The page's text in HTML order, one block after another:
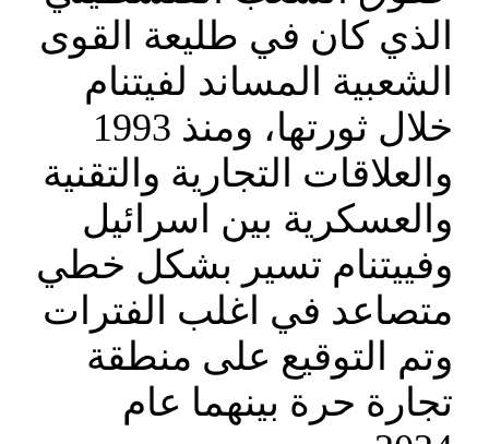
الذي كان في طليعة القوى
الشعبية المساند لفيتنام
خلال ثورتها، ومنذ 1993
والعلاقات التجارية والتقنية
والعسكرية بين اسرائيل
وفييتنام تسير بشكل خطي
متصاعد في اغلب الفترات
وتم التوقيع على منطقة
تجارة حرة بينهما عام